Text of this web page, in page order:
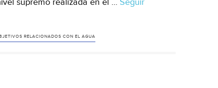
supremo realizada en el … Seguir
RELACIONADOS CON EL AGUA